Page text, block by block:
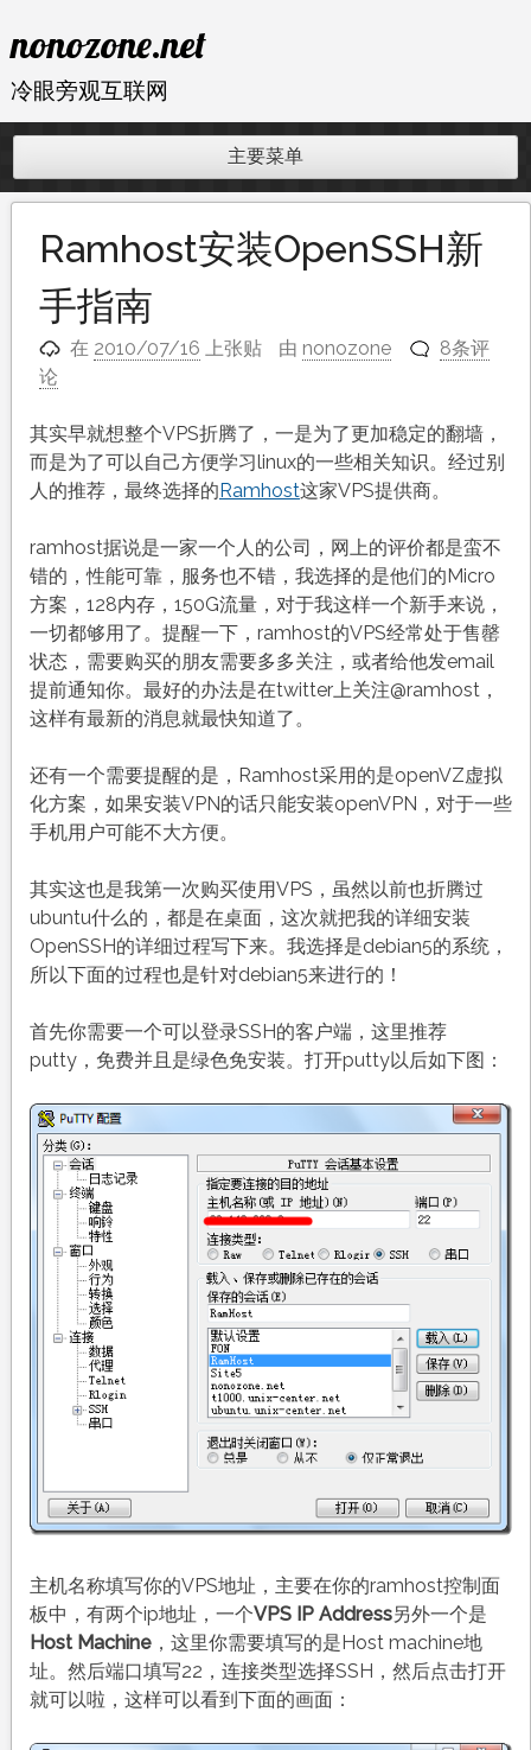
至
内
nonozone.net
冷眼旁观互联网
主要菜单
Ramhost安装OpenSSH新
手指南
在 2010/07/16 上张贴 由 nonozone
8条评
论
其实早就想整个VPS折腾了，一是为了更加稳定的翻墙，
而是为了可以自己方便学习linux的一些相关知识。经过别
人的推荐，最终选择的 Ramhost这家VPS提供商。
ramhost据说是一家一个人的公司，网上的评价都是蛮不
错的，性能可靠，服务也不错，我选择的是他们的Micro
方案，128内存，150G流量，对于我这样一个新手来说，
一切都够用了。提醒一下，ramhost的VPS经常处于售罄
状态，需要购买的朋友需要多多关注，或者给他发email
提前通知你。最好的办法是在twitter上关注@ramhost，
这样有最新的消息就最快知道了。
还有一个需要提醒的是，Ramhost采用的是openVZ虚拟
化方案，如果安装VPN的话只能安装openVPN，对于一些
手机用户可能不大方便。
其实这也是我第一次购买使用VPS，虽然以前也折腾过
ubuntu什么的，都是在桌面，这次就把我的详细安装
OpenSSH的详细过程写下来。我选择是debian5的系统，
所以下面的过程也是针对debian5来进行的！
首先你需要一个可以登录SSH的客户端，这里推荐
putty，免费并且是绿色免安装。打开putty以后如下图：
主机名称填写你的VPS地址，主要在你的ramhost控制面
板中，有两个ip地址，一个VPS IP Address另外一个是
Host Machine，这里你需要填写的是Host machine地
址。然后端口填写22，连接类型选择SSH，然后点击打开
就可以啦，这样可以看到下面的画面：